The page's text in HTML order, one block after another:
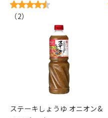
（2）
ステーキしょうゆ オニオン&